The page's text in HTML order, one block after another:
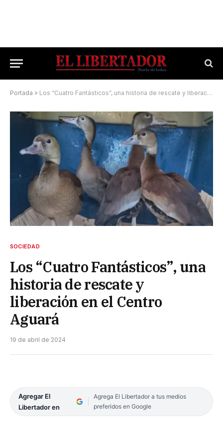
Portada » Los “Cuatro Fantásticos”, una historia de rescate y liberación en el Centro Aguará
SOCIEDAD
Los “Cuatro Fantásticos”, una
historia de rescate y
liberación en el Centro
Aguará
19 de abril de 2024
Agregar El
Libertador en
Agrega El Libertador a tus medios
preferidos en Google